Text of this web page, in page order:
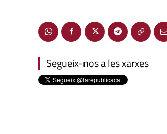
Segueix-nos a les xarxes